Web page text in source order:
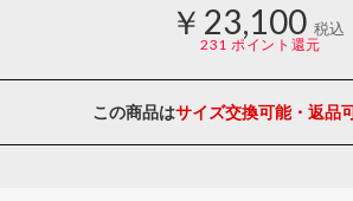
￥23,100 税込
231 ポイント還元
この商品はサイズ交換可能・返品